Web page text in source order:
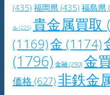
(435) 福岡県 (435) 福島県
ル (225) 貴金属買取
(1169)金 (1174)
(1796) 金融(290) 金
価格 (627)非鉄金